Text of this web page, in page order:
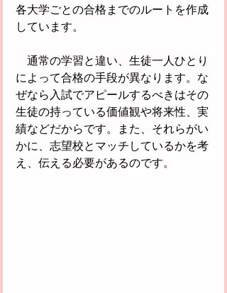
各大学ごとの合格までのルートを作成
しています。
通常の学習と違い、生徒一人ひとり
によって合格の手段が異なります。な
ぜなら入試でアピールするべきはその
生徒の持っている価値観や将来性、実
績などだからです。また、それらがい
かに、志望校とマッチしているかを考
え、伝える必要があるのです。